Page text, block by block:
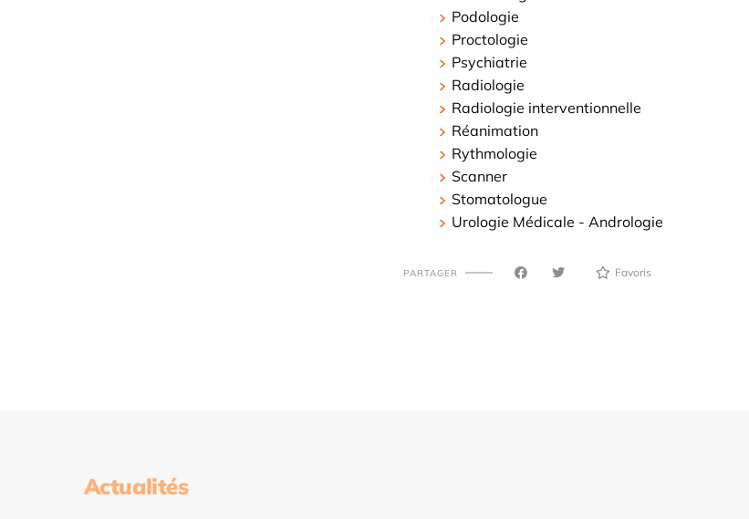
Podologie
Proctologie
Psychiatrie
Radiologie
Radiologie interventionnelle
Réanimation
Rythmologie
Scanner
Stomatologue
Urologie Médicale - Andrologie
PARTAGER Favoris
Actualités